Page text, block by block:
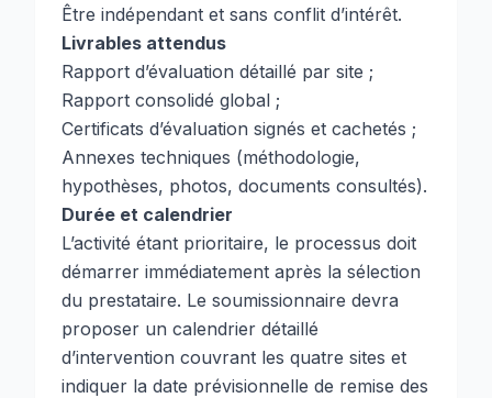
Être indépendant et sans conflit d’intérêt.
Livrables attendus
Rapport d’évaluation détaillé par site ;
Rapport consolidé global ;
Certificats d’évaluation signés et cachetés ;
Annexes techniques (méthodologie,
hypothèses, photos, documents consultés).
Durée et calendrier
L’activité étant prioritaire, le processus doit
démarrer immédiatement après la sélection
du prestataire. Le soumissionnaire devra
proposer un calendrier détaillé
d’intervention couvrant les quatre sites et
indiquer la date prévisionnelle de remise des